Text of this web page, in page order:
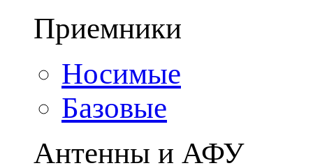
Приемники
Носимые
Базовые
Антенны и АФУ